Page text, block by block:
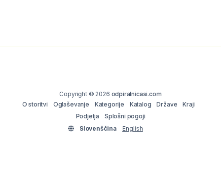
Copyright © 2026 odpiralnicasi.com
O storitvi
Oglaševanje Kategorije Katalog Države
Kraji
Podjetja
Splošni pogoji
Slovenščina
English